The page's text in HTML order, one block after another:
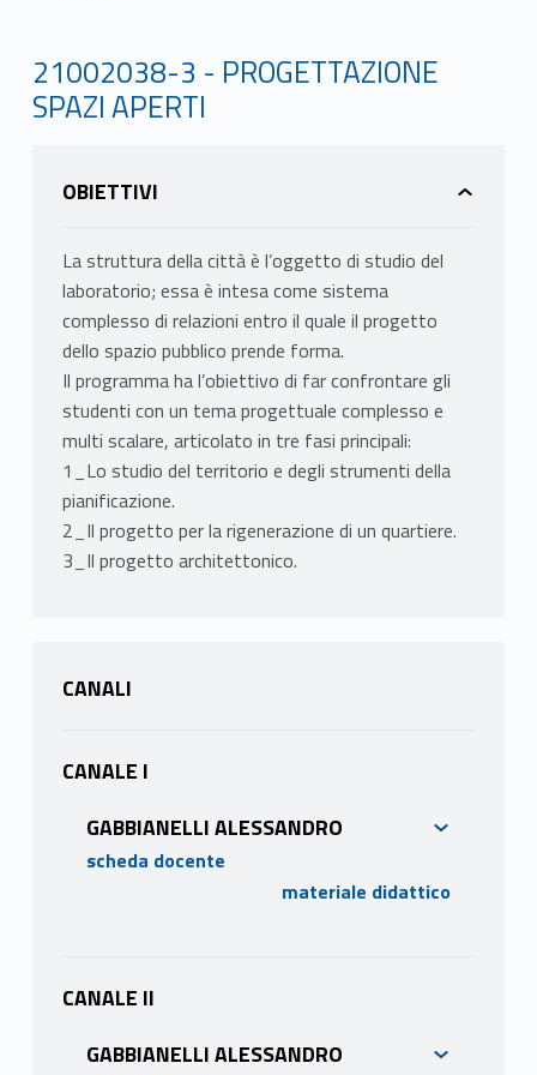
21002038-3 - PROGETTAZIONE
SPAZI APERTI
OBIETTIVI
La struttura della città è l’oggetto di studio del
laboratorio; essa è intesa come sistema
complesso di relazioni entro il quale il progetto
dello spazio pubblico prende forma.
Il programma ha l’obiettivo di far confrontare gli
studenti con un tema progettuale complesso e
multi scalare, articolato in tre fasi principali:
1_Lo studio del territorio e degli strumenti della
pianificazione.
2_Il progetto per la rigenerazione di un quartiere.
3_Il progetto architettonico.
CANALI
CANALE I
GABBIANELLI ALESSANDRO
scheda docente
materiale didattico
un’importanza fondamentale nella
nella definizione delle relazioni urbane e
CANALE II
GABBIANELLI ALESSANDRO